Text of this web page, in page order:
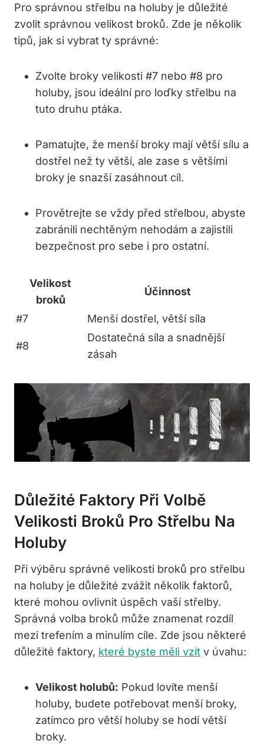
Pro ‌správnou střelbu na​ holuby ‍je důležité
zvolit ​správnou velikost broků. Zde je několik
tipů, jak ⁤si vybrat ty ⁣správné:
Zvolte ⁢broky velikosti #7 ​nebo #8⁢ pro
holuby, jsou ideální pro loďky střelbu⁣ na
tuto druhu⁢ ptáka.
Pamatujte, že menší broky mají větší sílu a
dostřel než ty větší, ‍ale zase s většími
broky⁢ je snazší zasáhnout cíl.
Provětrejte se ​vždy ‍před střelbou, abyste
zabránili nechtěným nehodám a zajistili⁢
bezpečnost pro sebe i pro ostatní.
Velikost
broků
Účinnost
#7 Menší dostřel, větší síla
#8
Dostatečná ​síla a snadnější
zásah
Důležité Faktory ⁢při Volbě‍
Velikosti Broků‌ Pro Střelbu Na
Holuby
Při výběru správné velikosti broků pro ‌střelbu
na holuby je ‌důležité ‌zvážit několik faktorů,
⁢které mohou ovlivnit úspěch⁣ vaší střelby.
Správná volba broků může ⁤znamenat rozdíl
mezi trefením a minulím cíle. Zde jsou‌ některé
důležité faktory, které byste měli vzít v úvahu:
Velikost⁣ holubů: Pokud lovíte menší
holuby, budete ⁣potřebovat menší broky,
zatímco pro​ větší holuby‍ se hodí větší
⁣broky.